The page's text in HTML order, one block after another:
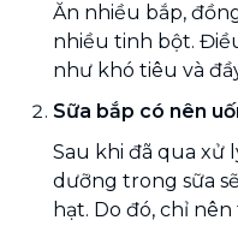
Ăn nhiều bắp,
nhiều tinh bột.
như khó tiêu và
Sữa bắp có nên
Sau khi đã qua xử
dưỡng trong sữa
hạt. Do đó, chỉ